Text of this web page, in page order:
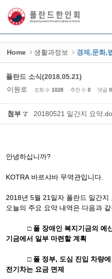
Home 생활과정보 경제,문화,
폴란드 소식(2018.05.21)
이원로
조회 수 1028 추천 수 0 댓글 0
첨부 '2' 20180521 일간지 요약
안녕하십니까?
KOTRA 바르샤바 무역관입니다
2018년 5월 21 일자 폴란드 일간지
오늘의 주요 요약 내역은 다음과
□ 폴 장애인 복지기금의 예
기금에서 일부 마련할 계획
□ 폴 정부, 도심 진입 차량
전기차는 요금 면제